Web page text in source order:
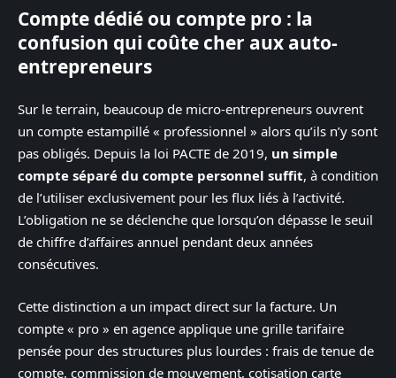
Compte dédié ou compte pro : la
confusion qui coûte cher aux auto-
entrepreneurs
Sur le terrain, beaucoup de micro-entrepreneurs ouvrent
un compte estampillé « professionnel » alors qu’ils n’y sont
pas obligés. Depuis la loi PACTE de 2019, un simple
compte séparé du compte personnel suffit, à condition
de l’utiliser exclusivement pour les flux liés à l’activité.
L’obligation ne se déclenche que lorsqu’on dépasse le seuil
de chiffre d’affaires annuel pendant deux années
consécutives.
Cette distinction a un impact direct sur la facture. Un
compte « pro » en agence applique une grille tarifaire
pensée pour des structures plus lourdes : frais de tenue de
compte, commission de mouvement, cotisation carte